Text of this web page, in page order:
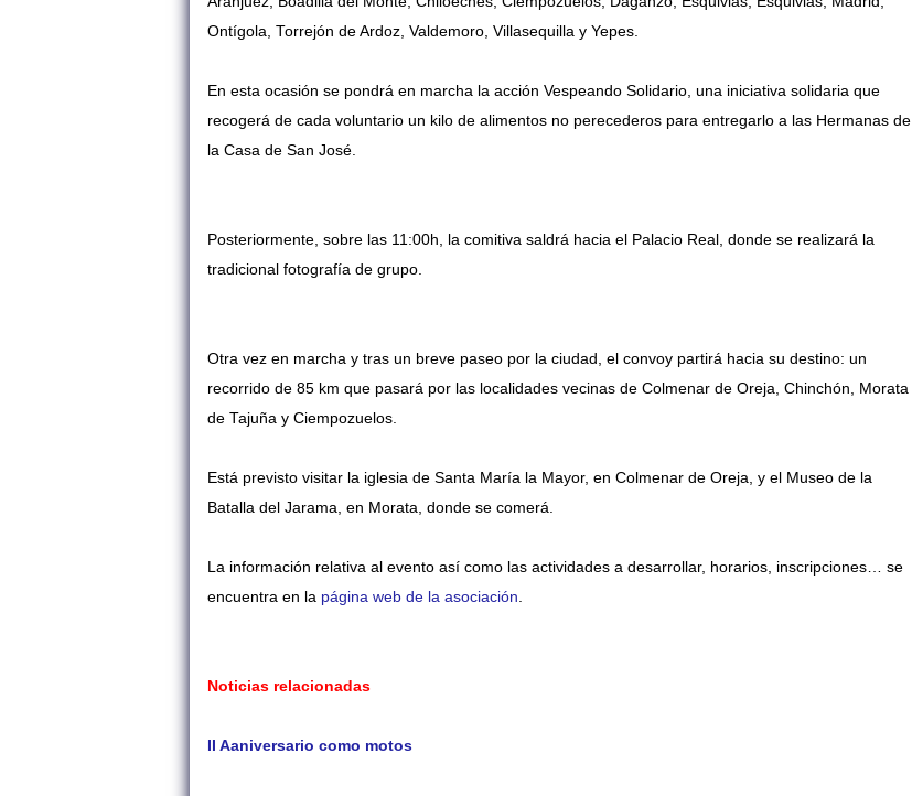
Ontígola, Torrejón de Ardoz, Valdemoro, Villasequilla y Yepes.
En esta ocasión se pondrá en marcha la acción Vespeando Solidario, una iniciativa solidaria que
recogerá de cada voluntario un kilo de alimentos no perecederos para entregarlo a las Hermanas de
la Casa de San José.
Posteriormente, sobre las 11:00h, la comitiva saldrá hacia el Palacio Real, donde se realizará la
tradicional fotografía de grupo.
Otra vez en marcha y tras un breve paseo por la ciudad, el convoy partirá hacia su destino: un
recorrido de 85 km que pasará por las localidades vecinas de Colmenar de Oreja, Chinchón, Morata
de Tajuña y Ciempozuelos.
Está previsto visitar la iglesia de Santa María la Mayor, en Colmenar de Oreja, y el Museo de la
Batalla del Jarama, en Morata, donde se comerá.
La información relativa al evento así como las actividades a desarrollar, horarios, inscripciones… se
encuentra en la página web de la asociación.
Noticias relacionadas
II Aaniversario como motos